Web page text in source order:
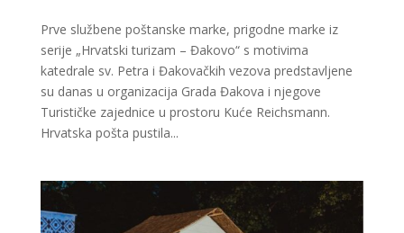
Prve službene poštanske marke, prigodne marke iz
serije „Hrvatski turizam – Đakovo“ s motivima
katedrale sv. Petra i Đakovačkih vezova predstavljene
su danas u organizacija Grada Đakova i njegove
Turističke zajednice u prostoru Kuće Reichsmann.
Hrvatska pošta pustila...